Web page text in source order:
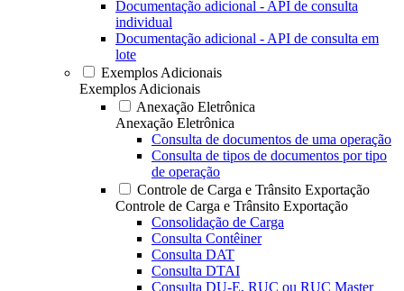
Documentação adicional - API de consulta
individual
Documentação adicional - API de consulta em
lote
Exemplos Adicionais
Exemplos Adicionais
Anexação Eletrônica
Anexação Eletrônica
Consulta de documentos de uma operação
Consulta de tipos de documentos por tipo
de operação
Controle de Carga e Trânsito Exportação
Controle de Carga e Trânsito Exportação
Consolidação de Carga
Consulta Contêiner
Consulta DAT
Consulta DTAI
Consulta DU-E, RUC ou RUC Master